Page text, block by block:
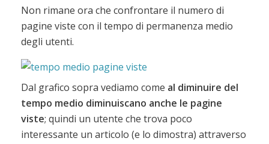
Non rimane ora che confrontare il numero di
pagine viste con il tempo di permanenza medio
degli utenti.
Dal grafico sopra vediamo come al diminuire del
tempo medio diminuiscano anche le pagine
viste; quindi un utente che trova poco
interessante un articolo (e lo dimostra) attraverso